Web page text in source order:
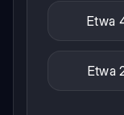
Etwa
Etwa